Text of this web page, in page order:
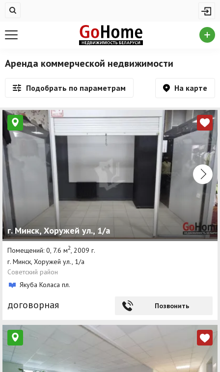
Купить квартиру
Новостройки
Дома/коттеджи/участки
Комерческая недвижимость
Продажа коммерческой недвижимости
Аренда коммерческой недвижимости
Новости
Агентства
Ремонт квартир
Грузовое такси
Аренда коммерческой недвижимости
Подобрать по параметрам На карте
г. Минск, Хоружей ул., 1/а
Помещений: 0, 7.6 м2 , 2009 г.
г. Минск, Хоружей ул., 1/а
Советский район
Якуба Коласа пл.
договорная Позвонить